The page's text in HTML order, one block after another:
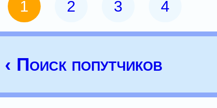
1 2 3 4
‹ Поиск попутчиков